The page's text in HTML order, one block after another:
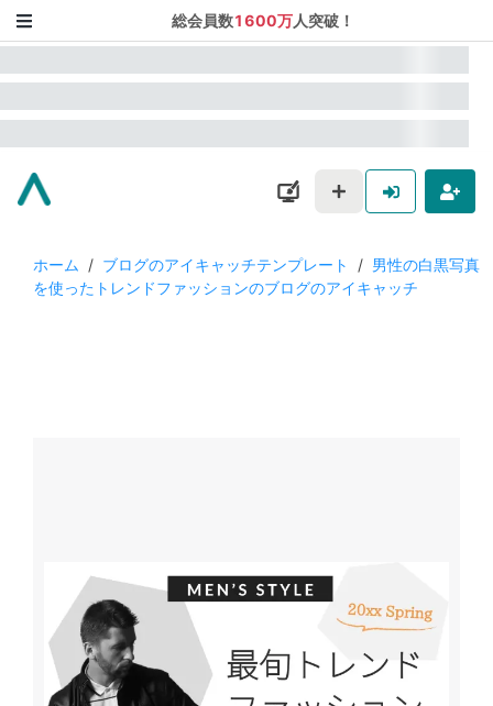
総会員数1600万人突破！
ホーム / ブログのアイキャッチテンプレート / 男性の白黒写真
を使ったトレンドファッションのブログのアイキャッチ